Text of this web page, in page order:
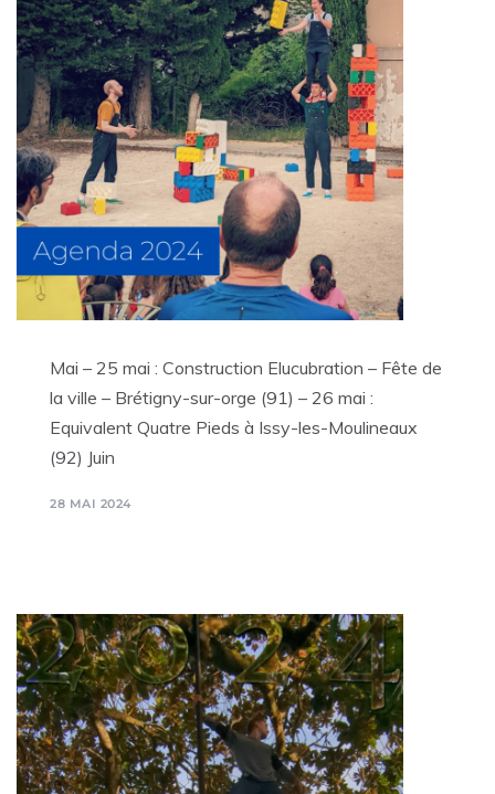
Mai – 25 mai : Construction Elucubration – Fête de
la ville – Brétigny-sur-orge (91) – 26 mai :
Equivalent Quatre Pieds à Issy-les-Moulineaux
(92) Juin
28 MAI 2024